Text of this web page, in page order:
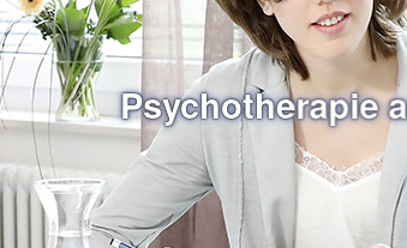
Psychotherapie